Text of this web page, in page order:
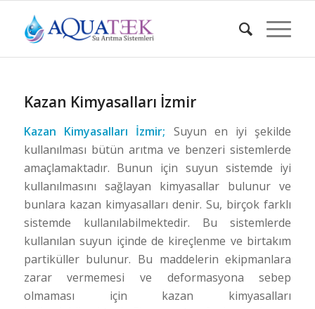
Kazan Kimyasalları İzmir
Kazan Kimyasalları İzmir; Suyun en iyi şekilde
kullanılması bütün arıtma ve benzeri sistemlerde
amaçlamaktadır. Bunun için suyun sistemde iyi
kullanılmasını sağlayan kimyasallar bulunur ve
bunlara kazan kimyasalları denir. Su, birçok farklı
sistemde kullanılabilmektedir. Bu sistemlerde
kullanılan suyun içinde de kireçlenme ve birtakım
partiküller bulunur. Bu maddelerin ekipmanlara
zarar vermemesi ve deformasyona sebep
olmaması için kazan kimyasalları